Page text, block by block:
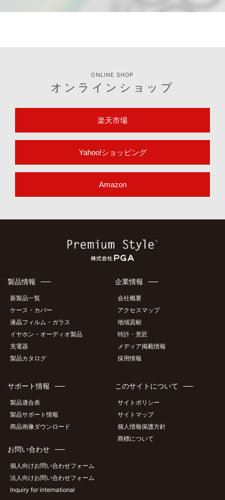
ONLINE SHOP
オンラインショップ
楽天市場
Yahoo!ショッピング
Amazon
製品情報
新製品一覧
ケース・カバー
液晶フィルム・ガラス
イヤホン・オーディオ製品
充電器
製品カタログ
企業情報
会社概要
アクセスマップ
地域貢献
特許・意匠
メディア掲載情報
採用情報
サポート情報
製品適合表
製品サポート情報
商品画像ダウンロード
お問い合わせ
個人向けお問い合わせフォーム
法人向けお問い合わせフォーム
Inquiry for international
このサイトについて
サイトポリシー
サイトマップ
個人情報保護方針
商標について